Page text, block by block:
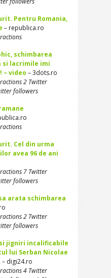
Pentru Romania,
– republica.ro
schimbarea
si lacrimile imi
– video – 3dots.ro
2 Twitter
followers
Cel din urma
avea 96 de ani
7 Twitter
followers
arata schimbarea
2 Twitter
followers
jigniri incalificabile
lui Serban Nicolae
– digi24.ro
4 Twitter